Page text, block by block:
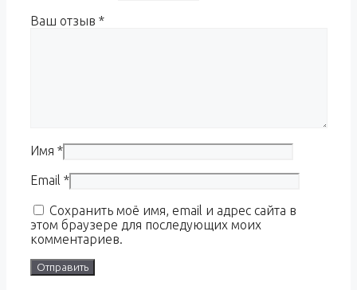
Ваш отзыв *
Имя *
Email *
Сохранить моё имя, email и адрес сайта в
этом браузере для последующих моих
комментариев.